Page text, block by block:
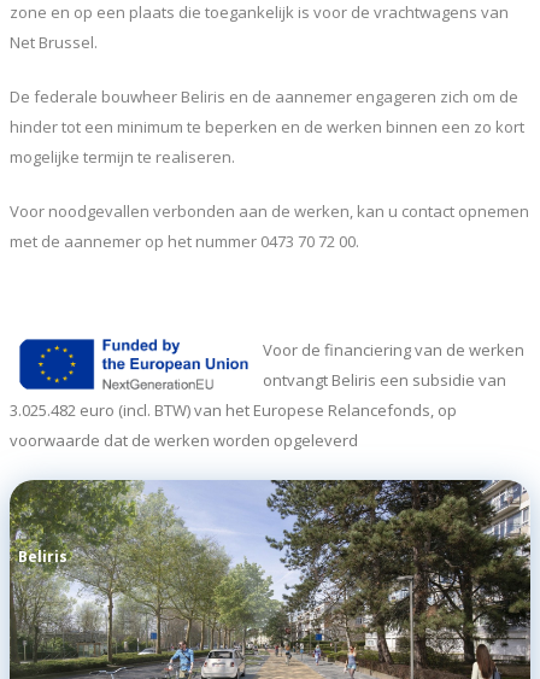
zone en op een plaats die toegankelijk is voor de vrachtwagens van
Net Brussel.
De federale bouwheer Beliris en de aannemer engageren zich om de
hinder tot een minimum te beperken en de werken binnen een zo kort
mogelijke termijn te realiseren.
Voor noodgevallen verbonden aan de werken, kan u contact opnemen
met de aannemer op het nummer 0473 70 72 00.
Voor de financiering van de werken
ontvangt Beliris een subsidie van
3.025.482 euro (incl. BTW) van het Europese Relancefonds, op
voorwaarde dat de werken worden opgeleverd
Beliris